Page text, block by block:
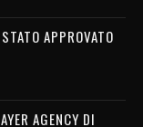
APPROVATO
AGENCY DI